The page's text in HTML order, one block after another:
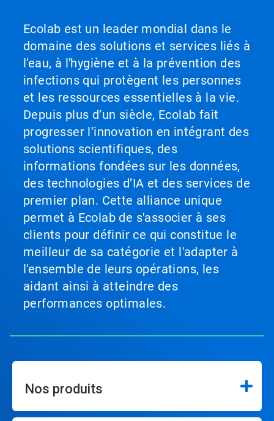
Ecolab est un leader mondial dans le
domaine des solutions et services liés à
l'eau, à l'hygiène et à la prévention des
infections qui protègent les personnes
et les ressources essentielles à la vie.
Depuis plus d’un siècle, Ecolab fait
progresser l’innovation en intégrant des
solutions scientifiques, des
informations fondées sur les données,
des technologies d’IA et des services de
premier plan. Cette alliance unique
permet à Ecolab de s'associer à ses
clients pour définir ce qui constitue le
meilleur de sa catégorie et l'adapter à
l'ensemble de leurs opérations, les
aidant ainsi à atteindre des
performances optimales.
Nos produits